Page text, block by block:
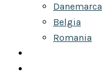
Danemarca
Belgia
Romania